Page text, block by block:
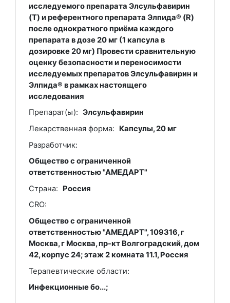
исследуемого препарата Элсульфавирин
(T) и референтного препарата Элпида® (R)
после однократного приёма каждого
препарата в дозе 20 мг (1 капсула в
дозировке 20 мг) Провести сравнительную
оценку безопасности и переносимости
исследуемых препаратов Элсульфавирин и
Элпида® в рамках настоящего
исследования
Препарат(ы): Элсульфавирин
Лекарственная форма:
Капсулы, 20 мг
Разработчик:
Общество с ограниченной
ответственностью "АМЕДАРТ"
Страна:
Россия
CRO:
Общество с ограниченной
ответственностью "АМЕДАРТ", 109316, г
Москва, г Москва, пр-кт Волгоградский, дом
42, корпус 24; этаж 2 комната 11.1, Россия
Терапевтические области:
Инфекционные бо...;